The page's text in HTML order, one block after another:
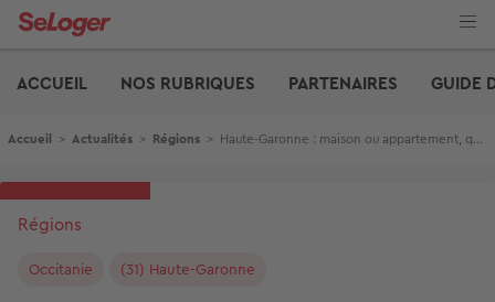
Aller
ACCUEIL
NOS RUBRIQUES PARTENAIRES GUIDE
Fil d'Ariane
Accueil > Actualités > Régions > Haute-Garonne : maison ou appartement, quelle surface acheter avec 250 000 euros ?
Régions
Occitanie (31) Haute-Garonne